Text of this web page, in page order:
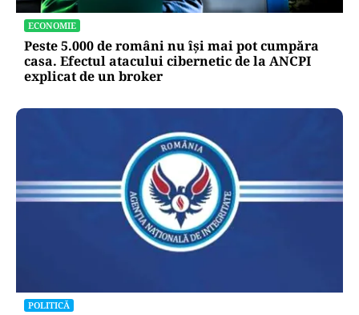
ECONOMIE
Peste 5.000 de români nu își mai pot cumpăra
casa. Efectul atacului cibernetic de la ANCPI
explicat de un broker
POLITICĂ